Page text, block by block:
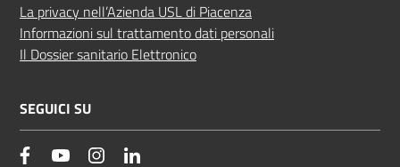
La privacy nell’Azienda USL di Piacenza
Informazioni sul trattamento dati personali
Il Dossier sanitario Elettronico
SEGUICI SU
facebookYouTube Instagram